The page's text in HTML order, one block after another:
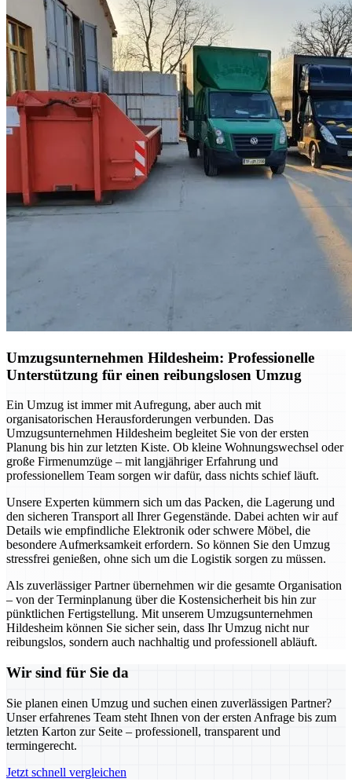
Umzugsunternehmen Hildesheim: Professionelle
Unterstützung für einen reibungslosen Umzug
Ein Umzug ist immer mit Aufregung, aber auch mit
organisatorischen Herausforderungen verbunden. Das
Umzugsunternehmen Hildesheim begleitet Sie von der ersten
Planung bis hin zur letzten Kiste. Ob kleine Wohnungswechsel oder
große Firmenumzüge – mit langjähriger Erfahrung und
professionellem Team sorgen wir dafür, dass nichts schief läuft.
Unsere Experten kümmern sich um das Packen, die Lagerung und
den sicheren Transport all Ihrer Gegenstände. Dabei achten wir auf
Details wie empfindliche Elektronik oder schwere Möbel, die
besondere Aufmerksamkeit erfordern. So können Sie den Umzug
stressfrei genießen, ohne sich um die Logistik sorgen zu müssen.
Als zuverlässiger Partner übernehmen wir die gesamte Organisation
– von der Terminplanung über die Kostensicherheit bis hin zur
pünktlichen Fertigstellung. Mit unserem Umzugsunternehmen
Hildesheim können Sie sicher sein, dass Ihr Umzug nicht nur
reibungslos, sondern auch nachhaltig und professionell abläuft.
Wir sind für Sie da
Sie planen einen Umzug und suchen einen zuverlässigen Partner?
Unser erfahrenes Team steht Ihnen von der ersten Anfrage bis zum
letzten Karton zur Seite – professionell, transparent und
termingerecht.
Jetzt schnell vergleichen